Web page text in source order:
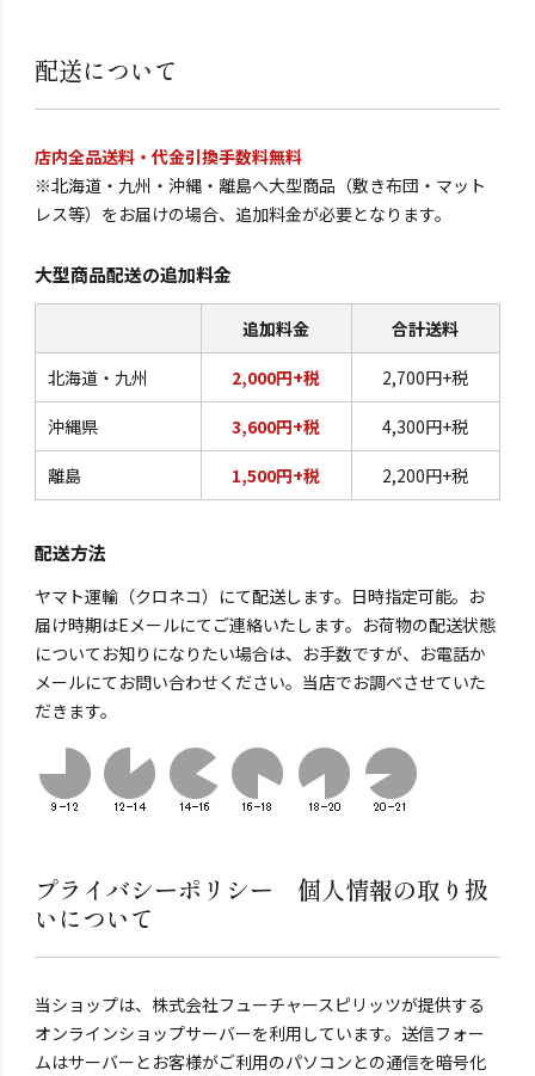
配送について
店内全品送料・代金引換手数料無料
※北海道・九州・沖縄・離島へ大型商品（敷き布団・マット
レス等）をお届けの場合、追加料金が必要となります。
大型商品配送の追加料金
追加料金 合計送料
北海道・九州 2,000円+税 2,700円+税
沖縄県 3,600円+税 4,300円+税
離島 1,500円+税 2,200円+税
配送方法
ヤマト運輸（クロネコ）にて配送します。日時指定可能。お
届け時期はEメールにてご連絡いたします。お荷物の配送状態
についてお知りになりたい場合は、お手数ですが、お電話か
メールにてお問い合わせください。当店でお調べさせていた
だきます。
プライバシーポリシー 個人情報の取り扱
いについて
当ショップは、株式会社フューチャースピリッツが提供する
オンラインショップサーバーを利用しています。送信フォー
ムはサーバーとお客様がご利用のパソコンとの通信を暗号化